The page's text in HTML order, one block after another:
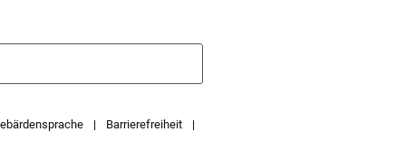
Barrierefreiheit